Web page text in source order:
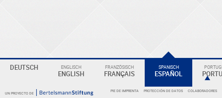
DEUTSCH ENGLISCH
ENGLISH
FRANZÖSISCH
FRANÇAIS
SPANISCH
ESPAÑOL
UN PROYECTO DE PIE DE IMPRENTA PROTECCIÓN DE DATOS COLABORADORES
Eine